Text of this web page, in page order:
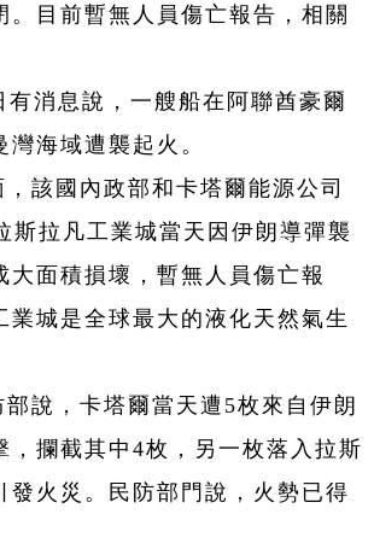
。目前暫無人員傷亡報告，相關
有消息說，一艘船在阿聯酋豪爾
海域遭襲起火。
該國內政部和卡塔爾能源公司
斯拉凡工業城當天因伊朗導彈襲
大面積損壞，暫無人員傷亡報
業城是全球最大的液化天然氣生
說，卡塔爾當天遭5枚來自伊朗
，攔截其中4枚，另一枚落入拉斯
發火災。民防部門說，火勢已得